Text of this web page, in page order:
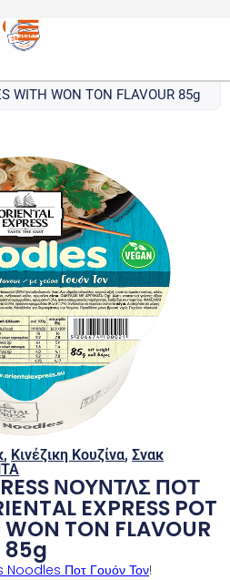
EXPRESS ΝΟΥΝΤΛΣ ΠΟΤ
WITH WON TON FLAVOUR 85g
, Κινέζικη Κουζίνα, Σνακ
ΝΟΥΝΤΛΣ ΠΟΤ
EXPRESS POT
TON FLAVOUR
85g
Noodles Ποτ Γουόν Τον!